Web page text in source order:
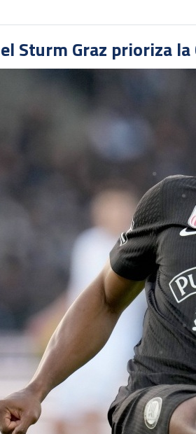
Sturm Graz prioriza